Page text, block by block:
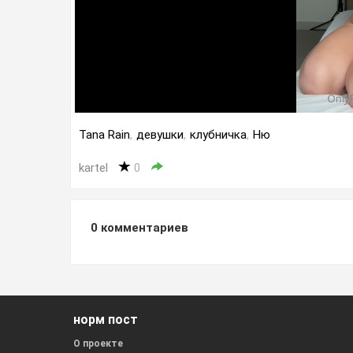
Tana Rain, девушки, клубничка, Ню
kartel 0
0 комментариев
норм пост
О проекте